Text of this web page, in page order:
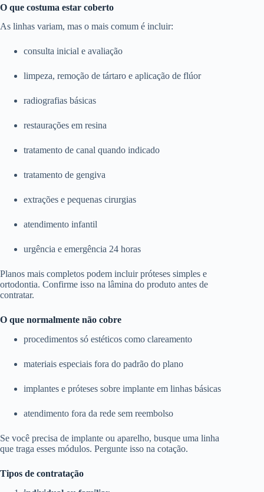
O que costuma estar coberto
As linhas variam, mas o mais comum é incluir:
consulta inicial e avaliação
limpeza, remoção de tártaro e aplicação de flúor
radiografias básicas
restaurações em resina
tratamento de canal quando indicado
tratamento de gengiva
extrações e pequenas cirurgias
atendimento infantil
urgência e emergência 24 horas
Planos mais completos podem incluir próteses simples e
ortodontia. Confirme isso na lâmina do produto antes de
contratar.
O que normalmente não cobre
procedimentos só estéticos como clareamento
materiais especiais fora do padrão do plano
implantes e próteses sobre implante em linhas básicas
atendimento fora da rede sem reembolso
Se você precisa de implante ou aparelho, busque uma linha
que traga esses módulos. Pergunte isso na cotação.
Tipos de contratação